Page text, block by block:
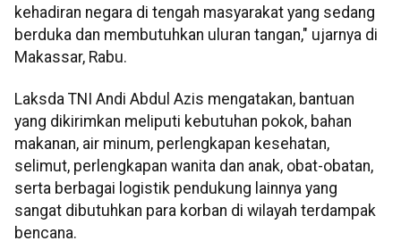
kehadiran negara di tengah masyarakat yang sedang
berduka dan membutuhkan uluran tangan," ujarnya di
Makassar, Rabu.
Laksda TNI Andi Abdul Azis mengatakan, bantuan
yang dikirimkan meliputi kebutuhan pokok, bahan
makanan, air minum, perlengkapan kesehatan,
selimut, perlengkapan wanita dan anak, obat-obatan,
serta berbagai logistik pendukung lainnya yang
sangat dibutuhkan para korban di wilayah terdampak
bencana.